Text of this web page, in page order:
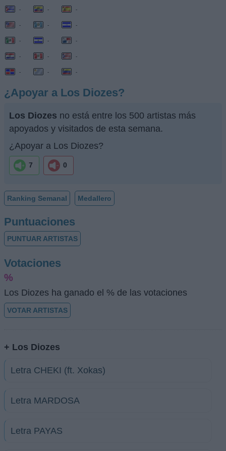
- - -
- - -
- - -
- - -
- - -
¿Apoyar a Los Diozes?
Los Diozes no está entre los 500 artistas más
apoyados y visitados de esta semana.
¿Apoyar a Los Diozes?
7 0
Ranking Semanal Medallero
Puntuaciones
PUNTUAR ARTISTAS
Votaciones
%
Los Diozes ha ganado el % de las votaciones
VOTAR ARTISTAS
+ Los Diozes
Letra CHEKI (ft. Xokas)
Letra MARDOSA
Letra PAYAS